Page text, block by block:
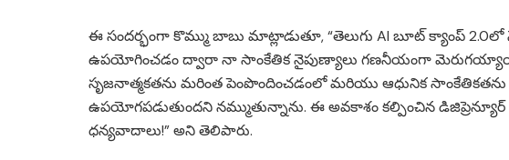
ఈ సందర్భంగా కొమ్ము బాబు మాట్లాడుతూ, “తెలుగు AI బూట్ క్యాంప్
ఉపయోగించడం ద్వారా నా సాంకేతిక నైపుణ్యాలు గణనీయంగా
సృజనాత్మకతను మరింత పెంపొందించడంలో మరియు ఆధునిక
ఉపయోగపడుతుందని నమ్ముతున్నాను. ఈ అవకాశం కల్పించిన
ధన్యవాదాలు!” అని తెలిపారు.